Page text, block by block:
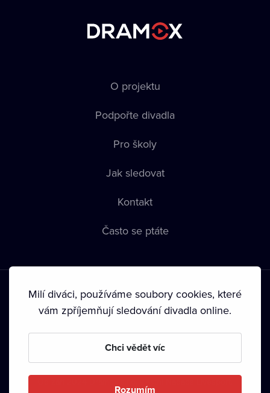
O projektu
Podpořte divadla
Pro školy
Jak sledovat
Kontakt
Často se ptáte
Podmínky používání • Ochrana soukromí • Zásady používání
• Autorská práva•
Milí diváci, používáme soubory cookies, které
vám zpříjemňují sledování divadla online.
Chci vědět víc
Rozumím